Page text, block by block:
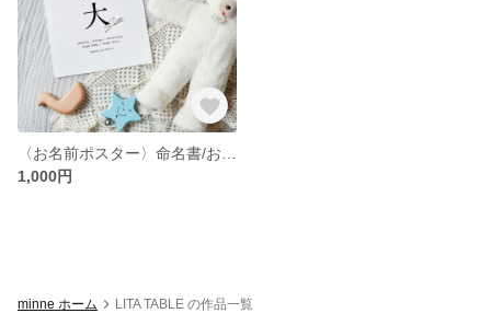
1,000円
minne ホーム LITA TABLE の作品一覧